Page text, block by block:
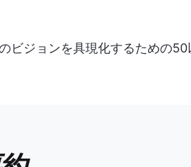
ビジョンを具現化するための50